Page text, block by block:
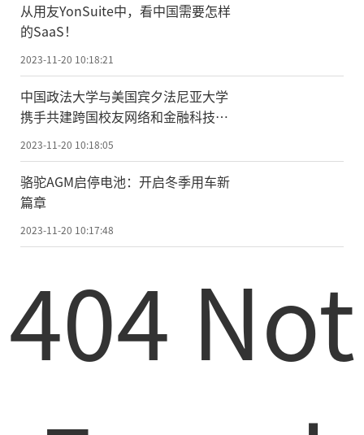
从用友YonSuite中，看中国需要怎样
的SaaS！
2023-11-20 10:18:21
中国政法大学与美国宾夕法尼亚大学
携手共建跨国校友网络和金融科技未
来
2023-11-20 10:18:05
骆驼AGM启停电池：开启冬季用车新
篇章
2023-11-20 10:17:48
404 Not